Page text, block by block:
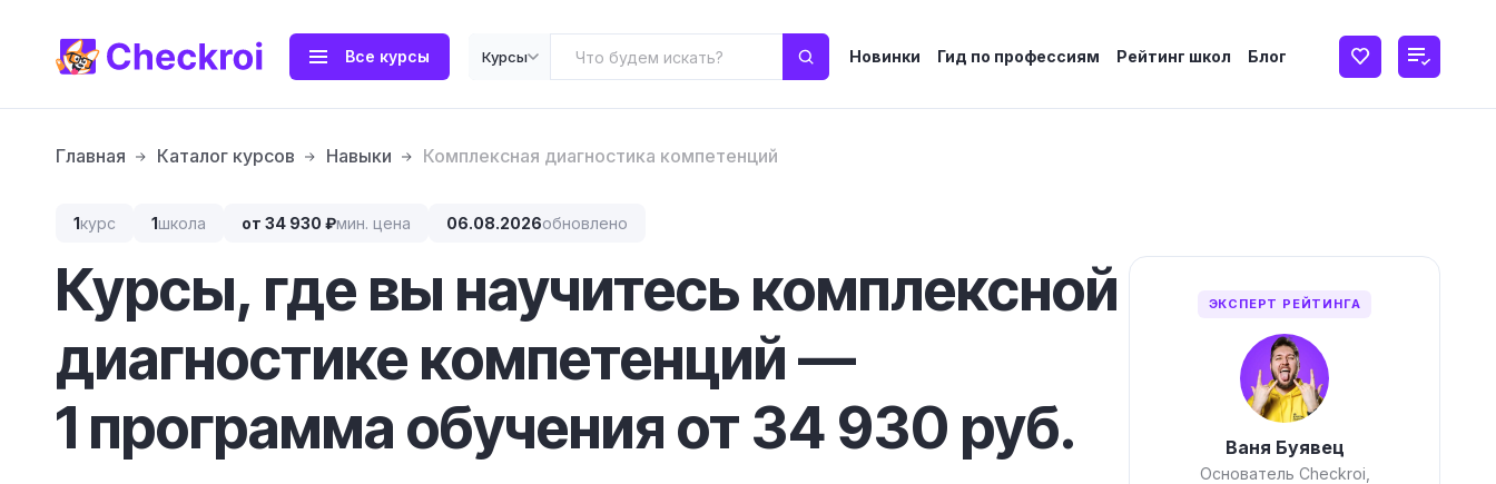
Все курсы Курсы Новинки Гид по профессиям Рейтинг школ Блог
Главная Каталог курсов Навыки Комплексная диагностика компетенций
1курс 1школа от 34 930 ₽мин. цена 06.08.2026обновлено
Курсы, где вы научитесь комплексной
диагностике компетенций —
1 программа обучения от 34 930 руб.
ЭКСПЕРТ РЕЙТИНГА
Ваня Буявец
Основатель Checkroi,